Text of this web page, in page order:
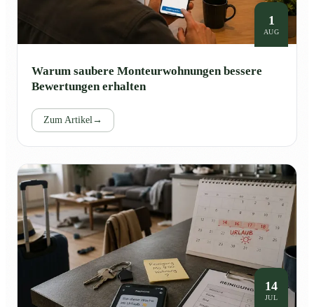
1
AUG
Warum saubere Monteurwohnungen bessere
Bewertungen erhalten
Zum Artikel→
14
JUL